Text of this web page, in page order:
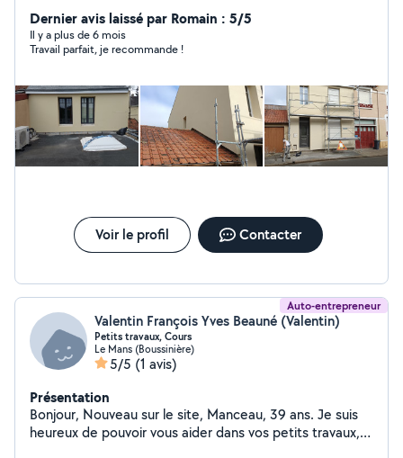
porte
Dernier avis laissé par Romain : 5/5
Il y a plus de 6 mois
Travail parfait, je recommande !
Voir le profil Contacter
Auto-entrepreneur
Valentin François Yves Beauné (Valentin)
Petits travaux, Cours
Le Mans (Boussinière)
5/5 (1 avis)
Présentation
Bonjour, Nouveau sur le site, Manceau, 39 ans. Je suis
heureux de pouvoir vous aider dans vos petits travaux,